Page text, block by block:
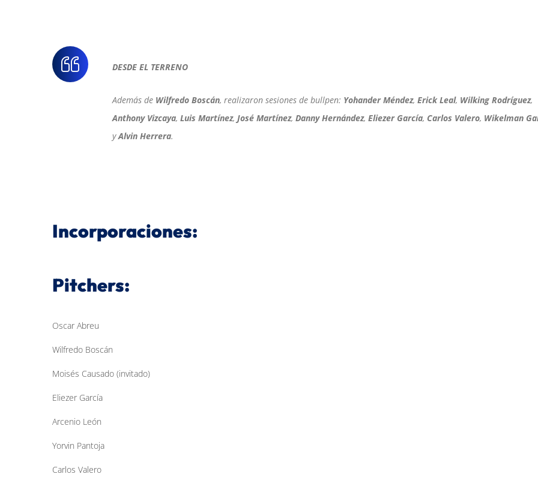
DESDE EL TERRENO
Además de Wilfredo Boscán, realizaron sesiones de bullpen: Yohander Méndez, Erick Leal, Wilking Rodríguez,
Anthony Vizcaya, Luis Martínez, José Martínez, Danny Hernández, Eliezer García, Carlos Valero, Wikelman
yAlvin Herrera.
Incorporaciones:
Pitchers:
Oscar Abreu
Wilfredo Boscán
Moisés Causado (invitado)
Eliezer García
Arcenio León
Yorvin Pantoja
Carlos Valero